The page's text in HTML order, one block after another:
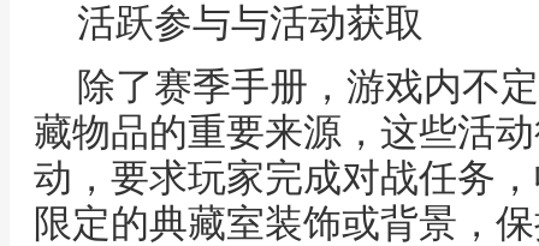
活跃参与与活动获取
除了赛季手册，游戏内不
藏物品的重要来源，这些活
动，要求玩家完成对战任务
限定的典藏室装饰或背景，